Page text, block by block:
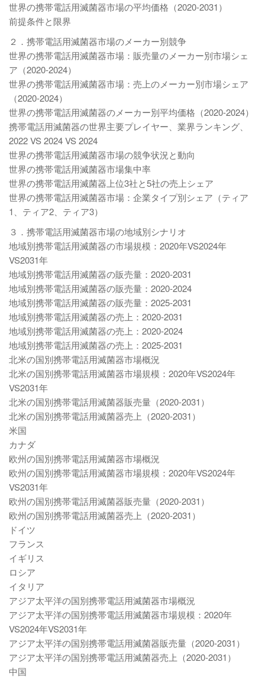
世界の携帯電話用滅菌器市場の平均価格（2020-2031）
前提条件と限界
２．携帯電話用滅菌器市場のメーカー別競争
世界の携帯電話用滅菌器市場：販売量のメーカー別市場シェ
ア（2020-2024）
世界の携帯電話用滅菌器市場：売上のメーカー別市場シェア
（2020-2024）
世界の携帯電話用滅菌器のメーカー別平均価格（2020-2024）
携帯電話用滅菌器の世界主要プレイヤー、業界ランキング、
2022 VS 2024 VS 2024
世界の携帯電話用滅菌器市場の競争状況と動向
世界の携帯電話用滅菌器市場集中率
世界の携帯電話用滅菌器上位3社と5社の売上シェア
世界の携帯電話用滅菌器市場：企業タイプ別シェア（ティア
1、ティア2、ティア3）
３．携帯電話用滅菌器市場の地域別シナリオ
地域別携帯電話用滅菌器の市場規模：2020年VS2024年
VS2031年
地域別携帯電話用滅菌器の販売量：2020-2031
地域別携帯電話用滅菌器の販売量：2020-2024
地域別携帯電話用滅菌器の販売量：2025-2031
地域別携帯電話用滅菌器の売上：2020-2031
地域別携帯電話用滅菌器の売上：2020-2024
地域別携帯電話用滅菌器の売上：2025-2031
北米の国別携帯電話用滅菌器市場概況
北米の国別携帯電話用滅菌器市場規模：2020年VS2024年
VS2031年
北米の国別携帯電話用滅菌器販売量（2020-2031）
北米の国別携帯電話用滅菌器売上（2020-2031）
米国
カナダ
欧州の国別携帯電話用滅菌器市場概況
欧州の国別携帯電話用滅菌器市場規模：2020年VS2024年
VS2031年
欧州の国別携帯電話用滅菌器販売量（2020-2031）
欧州の国別携帯電話用滅菌器売上（2020-2031）
ドイツ
フランス
イギリス
ロシア
イタリア
アジア太平洋の国別携帯電話用滅菌器市場概況
アジア太平洋の国別携帯電話用滅菌器市場規模：2020年
VS2024年VS2031年
アジア太平洋の国別携帯電話用滅菌器販売量（2020-2031）
アジア太平洋の国別携帯電話用滅菌器売上（2020-2031）
中国